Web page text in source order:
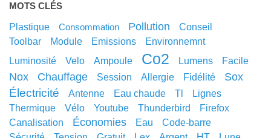
MOTS CLÉS
plastique consommation pollution
conseil
toolbar
module emissions
environnemnt
luminosité
velo ampoule co2 lumens facile
nox chauffage session allergie fidélité sox
électricité antenne eau chaude tl
lignes
thermique
vélo youtube thunderbird
Firefox
canalisation
économies eau
code-barre